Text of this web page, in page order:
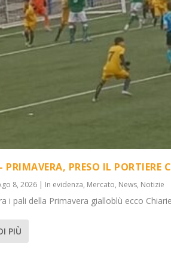
PRIMAVERA, PRESO IL PORTIERE
8, 2026 | In evidenza, Mercato, News, Notizie
i pali della Primavera gialloblù ecco
PIÙ